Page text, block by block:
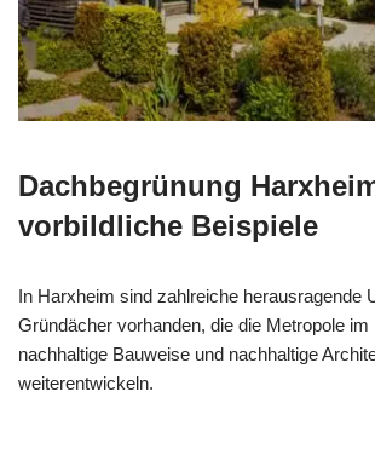
Dachbegrünung
vorbildliche Beispiele
In Harxheim sind zahlreiche herausragende
Gründächer vorhanden, die die Metropole im
nachhaltige Bauweise und nachhaltige
weiterentwickeln.